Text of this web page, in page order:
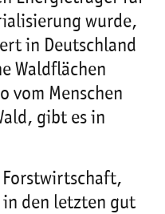
wurde,
in Deutschland
Waldflächen
vom Menschen
gibt es in
Forstwirtschaft,
den letzten gut